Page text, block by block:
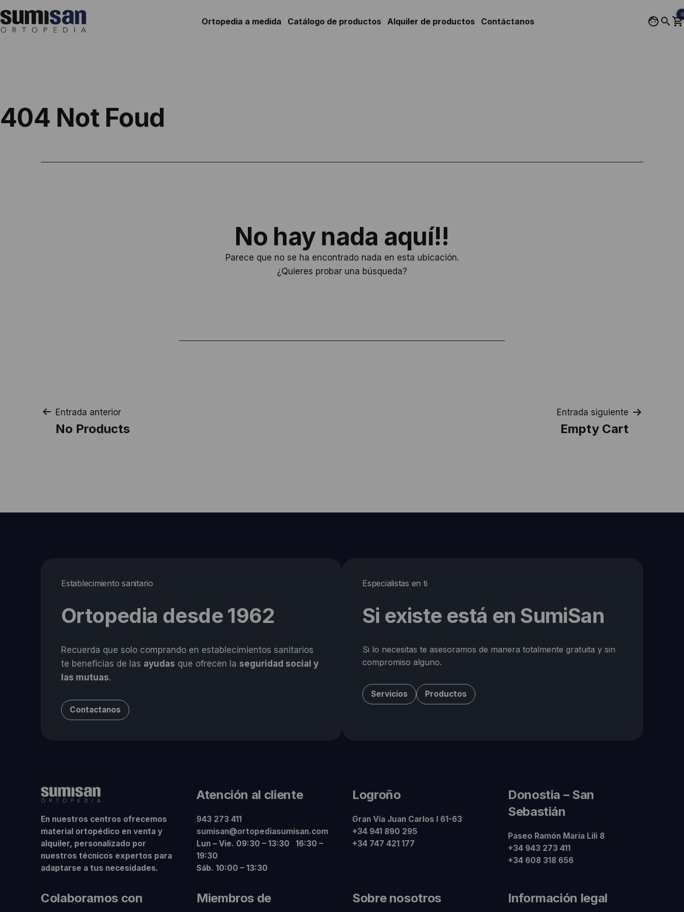
al
contenido
0
Ortopedia a medida Catálogo de productos Alquiler de productos Contáctanos
404 Not Foud
No hay nada aquí!!
Parece que no se ha encontrado nada en esta ubicación.
¿Quieres probar una búsqueda?
Navegación
Entrada anterior
No Products
Entrada siguiente
Empty Cart
Establecimiento sanitario
Ortopedia desde 1962
Recuerda que solo comprando en establecimientos sanitarios
te beneficias de las ayudas que ofrecen la seguridad social y
las mutuas.
Contactanos
Especialistas en ti
Si existe está en SumiSan
Si lo necesitas te asesoramos de manera totalmente gratuita y sin
compromiso alguno.
Servicios Productos
En nuestros centros ofrecemos
material ortopédico en venta y
alquiler, personalizado por
nuestros técnicos expertos para
adaptarse a tus necesidades.
Atención al cliente
943 273 411
sumisan@ortopediasumisan.com
Lun – Vie. 09:30 – 13:30 16:30 –
19:30
Sáb. 10:00 – 13:30
Logroño
Gran Vía Juan Carlos I 61-63
+34 941 890 295
+34 747 421 177
Donostia – San
Sebastián
Paseo Ramón Maria Lili 8
+34 943 273 411
+34 608 318 656
Colaboramos con Miembros de Sobre nosotros Información legal